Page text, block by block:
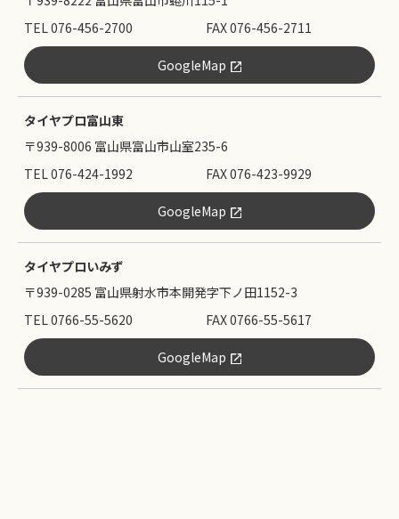
TEL 076-456-2700
FAX 076-456-2711
GoogleMap
タイヤプロ富山東
〒939-8006 富山県富山市山室235-6
TEL 076-424-1992
FAX 076-423-9929
GoogleMap
タイヤプロいみず
〒939-0285 富山県射水市本開発字下ノ田1152-3
TEL 0766-55-5620
FAX 0766-55-5617
GoogleMap